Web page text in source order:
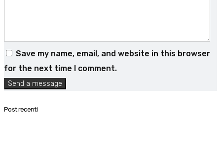
Save my name, email, and website in this browser
for the next time I comment.
Send a message
Post recenti